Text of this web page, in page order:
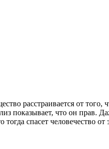
расстраивается от того,
показывает, что он прав.
спасет человечество от